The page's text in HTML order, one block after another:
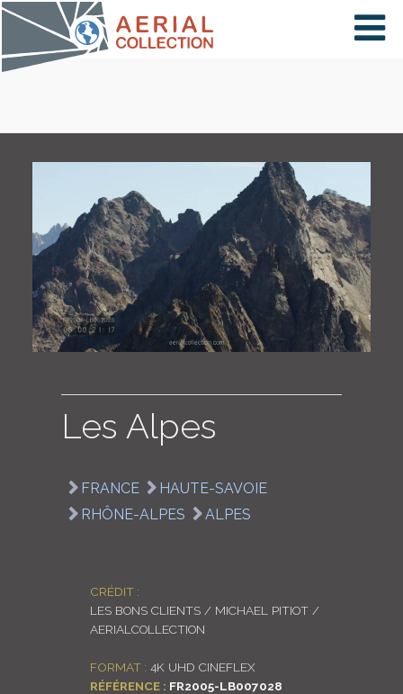
×
PAYS
CARTE
COLLECTIONS
Les Alpes
FRANCE
HAUTE-SAVOIE
RHÔNE-ALPES
ALPES
CRÉDIT :
LES BONS CLIENTS / MICHAEL PITIOT /
AERIALCOLLECTION
FORMAT : 4K UHD CINEFLEX
RÉFÉRENCE : FR2005-LB007028